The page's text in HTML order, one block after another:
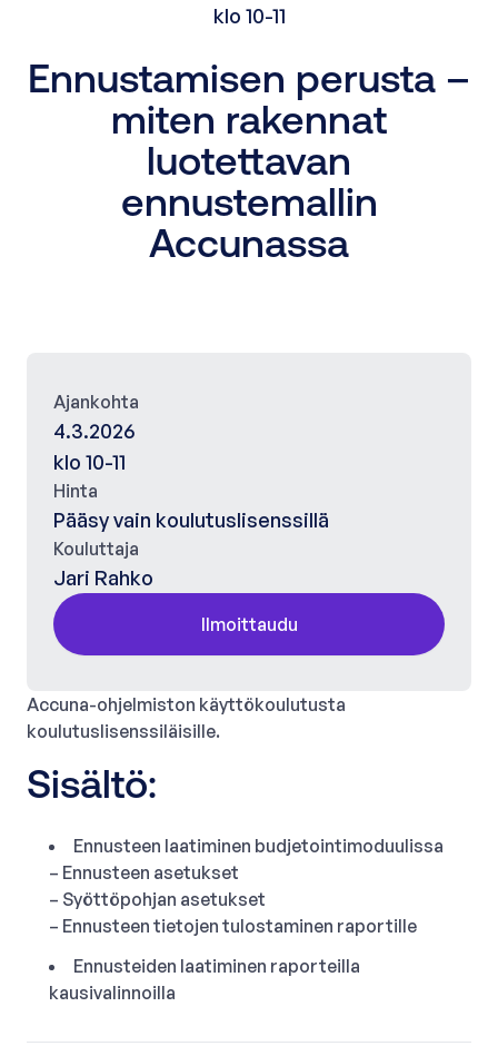
klo 10-11
Ennustamisen perusta –
miten rakennat
luotettavan
ennustemallin
Accunassa
Accuna-ohjelmiston käyttökoulutusta
koulutuslisenssiläisille.
Sisältö:
Ennusteen laatiminen budjetointimoduulissa
– Ennusteen asetukset
– Syöttöpohjan asetukset
– Ennusteen tietojen tulostaminen raportille
Ennusteiden laatiminen raporteilla
kausivalinnoilla
Ajankohta
4.3.2026
klo 10-11
Hinta
Pääsy vain koulutuslisenssillä
Kouluttaja
Jari Rahko
Ilmoittaudu